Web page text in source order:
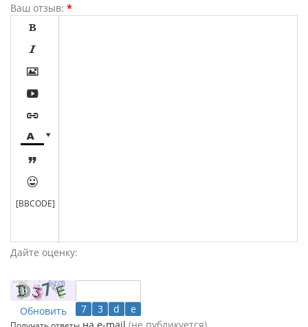
Ваш отзыв: *









[BBCODE]
Дайте оценку:
Обновить
на e-mail (не публикуется)